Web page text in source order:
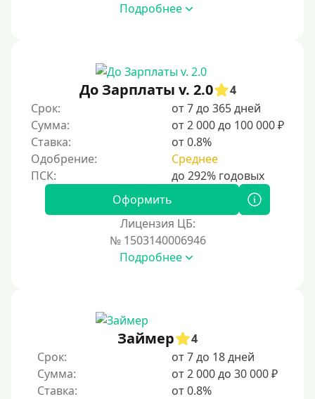
Подробнее
До Зарплаты v. 2.0
4
Срок:
от 7 до 365 дней
Сумма:
от 2 000 до 100 000 ₽
Ставка:
от 0.8%
Одобрение:
Среднее
Оформить
Лицензия ЦБ:
№ 1503140006946
Подробнее
Займер
4
Срок:
от 7 до 18 дней
Сумма:
от 2 000 до 30 000 ₽
Ставка:
от 0.8%